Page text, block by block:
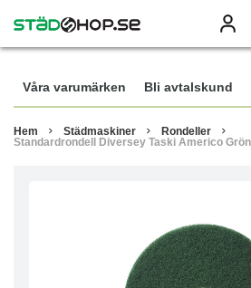
Våra varumärken Bli avtalskund
Hem Städmaskiner
Rondeller
Standardrondell Diversey Taski Americo